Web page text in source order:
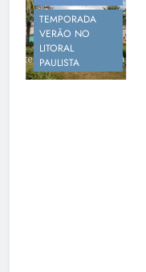
TEMPORADA
VERÃO NO
LITORAL
PAULISTA